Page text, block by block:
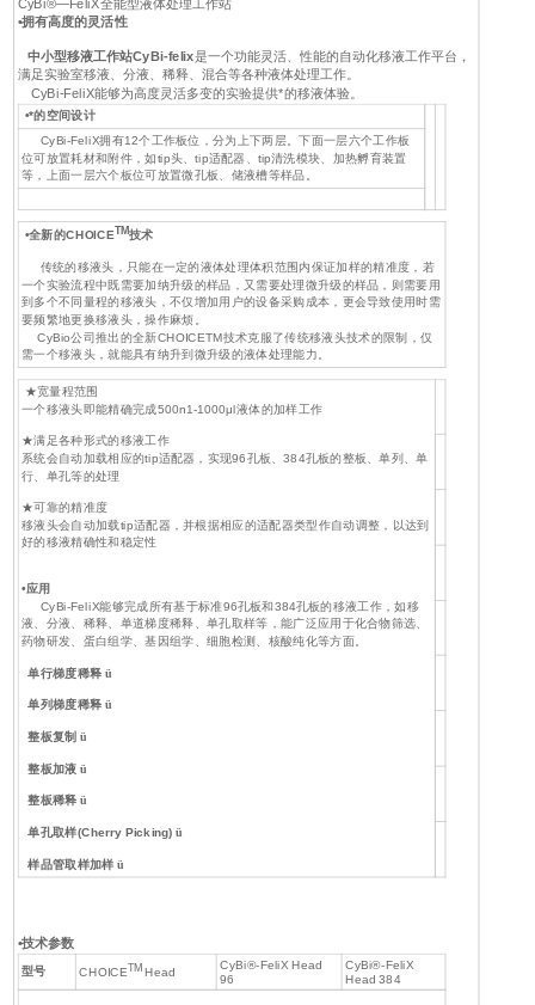
CyBi®—FeliX全能型液体处理工作站
•拥有高度的灵活性
中小型移液工作站CyBi-felix是一个功能灵活、性能的自动化移液工作平台，
满足实验室移液、分液、稀释、混合等各种液体处理工作。
CyBi-FeliX能够为高度灵活多变的实验提供*的移液体验。
•*的空间设计
CyBi-FeliX拥有12个工作板位，分为上下两层。下面一层六个工作板
位可放置耗材和附件，如tip头、tip适配器、tip清洗模块、加热孵育装置
等，上面一层六个板位可放置微孔板、储液槽等样品。
•全新的CHOICETM技术
传统的移液头，只能在一定的液体处理体积范围内保证加样的精准度，若
一个实验流程中既需要加纳升级的样品，又需要处理微升级的样品，则需要用
到多个不同量程的移液头，不仅增加用户的设备采购成本，更会导致使用时需
要频繁地更换移液头，操作麻烦。
CyBio公司推出的全新CHOICETM技术克服了传统移液头技术的限制，仅
需一个移液头，就能具有纳升到微升级的液体处理能力。
★宽量程范围
一个移液头即能精确完成500n1-1000μl液体的加样工作
★满足各种形式的移液工作
系统会自动加载相应的tip适配器，实现96孔板、384孔板的整板、单列、单
行、单孔等的处理
★可靠的精准度
移液头会自动加载tip适配器，并根据相应的适配器类型作自动调整，以达到
好的移液精确性和稳定性
•应用
CyBi-FeliX能够完成所有基于标准96孔板和384孔板的移液工作，如移
液、分液、稀释、单道梯度稀释、单孔取样等，能广泛应用于化合物筛选、
药物研发、蛋白组学、基因组学、细胞检测、核酸纯化等方面。
单行梯度稀释 ü
单列梯度稀释 ü
整板复制ü
整板加液ü
整板稀释ü
单孔取样(Cherry Picking)ü
样品管取样加样ü
•技术参数
型号 CHOICETMHead
CyBi®-FeliX Head
96
CyBi®-FeliX
Head 384